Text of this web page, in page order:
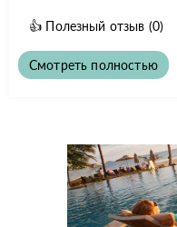
👍 Полезный отзыв (0)
Смотреть полностью